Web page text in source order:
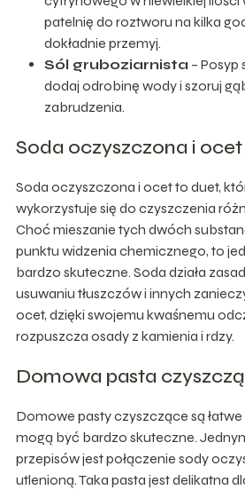
patelnię do roztworu na kilka
dokładnie przemyj.
Sól gruboziarnista – Posyp
dodaj odrobinę wody i szoruj
zabrudzenia.
Soda oczyszczona i ocet
Soda oczyszczona i ocet to duet,
wykorzystuje się do czyszczenia
Choć mieszanie tych dwóch
punktu widzenia chemicznego, to
bardzo skuteczne. Soda działa
usuwaniu tłuszczów i innych
ocet, dzięki swojemu kwaśnemu
rozpuszcza osady z kamienia i rdzy.
Domowa pasta
Domowe pasty czyszczące są
mogą być bardzo skuteczne.
przepisów jest połączenie sody
utlenioną. Taka pasta jest delikatna